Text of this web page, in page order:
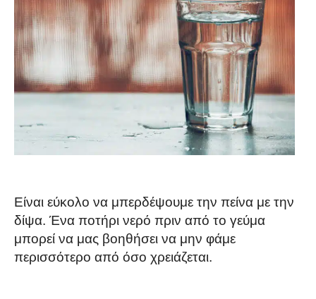
Είναι εύκολο να μπερδέψουμε την πείνα με την
δίψα. Ένα ποτήρι νερό πριν από το γεύμα
μπορεί να μας βοηθήσει να μην φάμε
περισσότερο από όσο χρειάζεται.